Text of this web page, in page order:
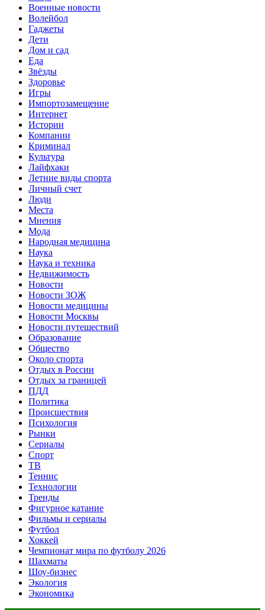
Военные новости
Волейбол
Гаджеты
Дети
Дом и сад
Еда
Звёзды
Здоровье
Игры
Импортозамещение
Интернет
Истории
Компании
Криминал
Культура
Лайфхаки
Летние виды спорта
Личный счет
Люди
Места
Мнения
Мода
Народная медицина
Наука
Наука и техника
Недвижимость
Новости
Новости ЗОЖ
Новости медицины
Новости Москвы
Новости путешествий
Образование
Общество
Около спорта
Отдых в России
Отдых за границей
ПДД
Политика
Происшествия
Психология
Рынки
Сериалы
Спорт
ТВ
Теннис
Технологии
Тренды
Фигурное катание
Фильмы и сериалы
Футбол
Хоккей
Чемпионат мира по футболу 2026
Шахматы
Шоу-бизнес
Экология
Экономика